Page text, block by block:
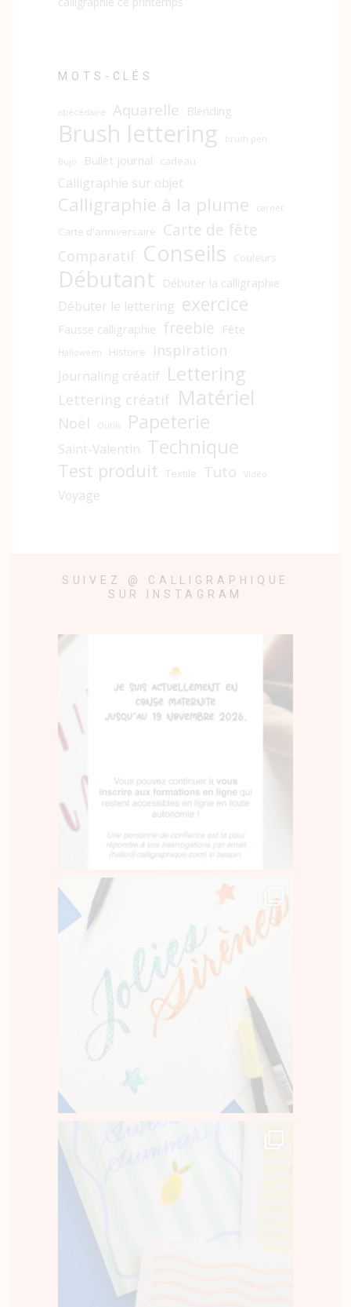
MOTS-CLÉS
abécédaire Aquarelle Blending
Brush lettering brush pen
Bujo Bullet journal cadeau
Calligraphie sur objet
Calligraphie à la plume carnet
Carte d'anniversaire Carte de fête
Comparatif Conseils Couleurs
Débutant Débuter la calligraphie
Débuter le lettering exercice
Fausse calligraphie freebie Fête
Halloween Histoire inspiration
Journaling créatif Lettering
Lettering créatif Matériel
Noël Outils Papeterie
Saint-Valentin Technique
Test produit Textile Tuto Vidéo
Voyage
SUIVEZ @ CALLIGRAPHIQUE
SUR INSTAGRAM